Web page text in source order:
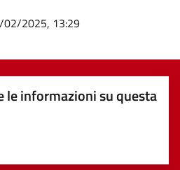
2025, 13:29
le informazioni su questa
su 5
su 5
5